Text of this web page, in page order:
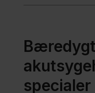
specialer